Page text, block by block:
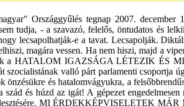
Országgyűlés tegnap 2007. december
tudja, - a szavazó, felelős, öntudatos és
lecsapolhatják-e a tavat. Lecsapolják.
magára vessen. Ha nem hiszi, majd a
a HATALOM IGAZSÁGA LÉTEZIK
valló párt parlamenti csoportja
és hatalomvágyukra, a
és húzd az igát! A gépezet
züllesztésére. MI